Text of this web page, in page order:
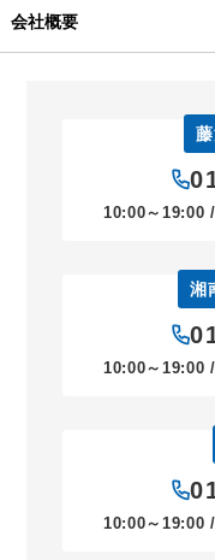
会社概要
10:00～19:00
湘
10:00～19:00
10:00～19:00